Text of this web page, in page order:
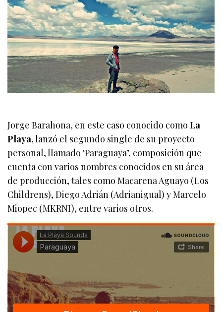
Jorge Barahona, en este caso conocido comoLa
Playa, lanzó el segundo single de su proyecto
personal, llamado ‘Paraguaya’, composición que
cuenta con varios nombres conocidos en su área
de producción, tales como Macarena Aguayo (Los
Childrens), Diego Adrián (Adrianigual) y Marcelo
Miopec (MKRNI), entre varios otros.